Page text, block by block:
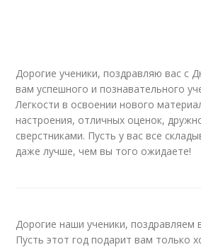
Дорогие ученики, поздравляю вас с
вам успешного и познавательного
Легкости в освоении нового
настроения, отличных оценок,
сверстниками. Пусть у вас все
даже лучше, чем вы того ожидаете!
Дорогие наши ученики, поздравляем
Пусть этот год подарит вам только